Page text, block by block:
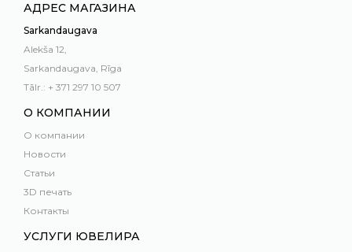
АДРЕС МАГАЗИНА
Sarkandaugava
Alekša 12,
Sarkandaugava, Rīga
Tālr.: + 371 297 10 507
О КОМПАНИИ
О компании
Новости
Статьи
3D печать
Контакты
УСЛУГИ ЮВЕЛИРА